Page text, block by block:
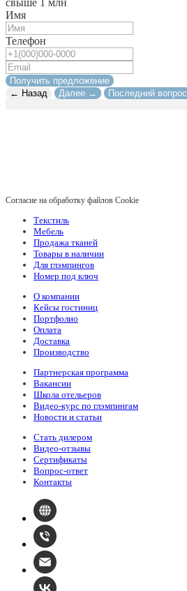
Имя
Телефон
Получить предложение
← Назад
Далее → Последний вопрос
Согласие на обработку файлов Cookie
Текстиль
Мебель
Продажа тканей
Товары в наличии
Для глэмпингов
Номер под ключ
О компании
Кейсы гостиниц
Портфолио
Оплата
Доставка
Производство
Партнерская программа
Вакансии
Школа отельеров
Видео-курс по глэмпингам
Новости и статьи
Стать дилером
Видео-отзывы
Сертификаты
Вопрос-ответ
Контакты